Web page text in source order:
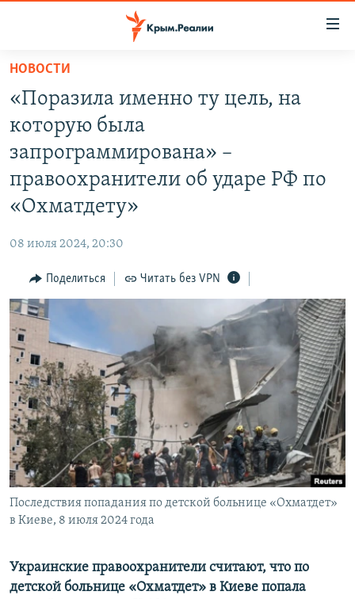
Вернуться
основному
содержанию
Вернутся
главной
навигации
СПЕЦПРОЕКТЫ
11 ЛЕТ ОККУПАЦИИ КРЫМА. 11 ИСТОРИЙ СОПРОТИВЛЕНИЯ
ЕЩЕ
ТЕЛЕПРОЕКТ КРЫМ.РЕАЛИИ
СОВЕТЫ ПРАВОЗАЩИТНИКОВ
ПРОПАВШИЕ БЕЗ ВЕСТИ
ПОБЕДИТЕЛЕЙ НЕ СУДЯТ?
КРЫМ.НЕПОКОРЕННЫЙ
ELIFBE
УКРАИНСКАЯ ПРОБЛЕМА КРЫМА
Українською
Qırımtatar
ПРИСОЕДИНЯЙТЕСЬ!
Все сайты RFE/RL
НОВОСТИ
«Поразила именно ту цель, на
которую была
запрограммирована» –
правоохранители об ударе РФ по
«Охматдету»
08 июля 2024, 20:30
Поделиться Читать без VPN
Последствия попадания по детской больнице «Охматдет»
в Киеве, 8 июля 2024 года
Украинские правоохранители считают, что по
детской больнице «Охматдет» в Киеве попала